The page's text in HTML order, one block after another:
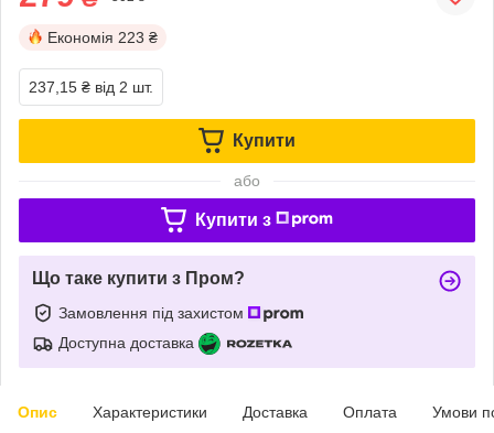
Економія 223 ₴
237,15 ₴ від 2 шт.
Купити
або
Купити з
Що таке купити з Пром?
Замовлення під захистом
Доступна доставка
Опис Характеристики Доставка Оплата Умови